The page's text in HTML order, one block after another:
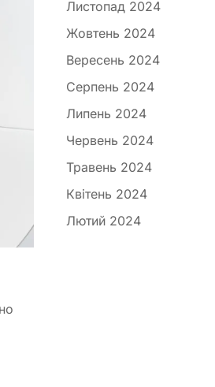
Листопад 2024
Жовтень 2024
Вересень 2024
Серпень 2024
Липень 2024
Червень 2024
Травень 2024
Квітень 2024
Лютий 2024